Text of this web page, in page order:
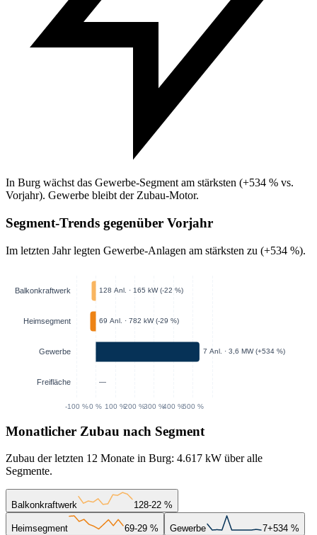
In Burg wächst das Gewerbe-Segment am stärksten (+534 % vs.
Vorjahr). Gewerbe bleibt der Zubau-Motor.
Segment-Trends gegenüber Vorjahr
Im letzten Jahr legten Gewerbe-Anlagen am stärksten zu (+534 %).
Monatlicher Zubau nach Segment
Zubau der letzten 12 Monate in Burg: 4.617 kW über alle
Segmente.
Balkonkraftwerk 128-22 %
Heimsegment 69-29 % Gewerbe 7+534 %